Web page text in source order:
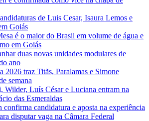
de Luis Cesar, Isaura Lemos e
Goiás
é o maior do Brasil em volume de água e
em Goiás
duas novas unidades modulares de
ano
2026 traz Titãs, Paralamas e Simone
semana
Wilder, Luís César e Luciana entram na
das Esmeraldas
confirma candidatura e aposta na experiência
disputar vaga na Câmara Federal